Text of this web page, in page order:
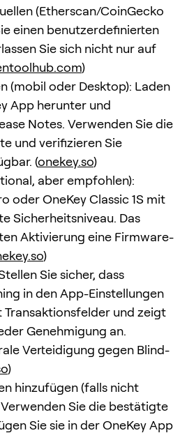
(Etherscan/CoinGecko
einen benutzerdefinierten
Sie sich nicht nur auf
)
(mobil oder Desktop): Laden
App herunter und
Notes. Verwenden Sie die
und verifizieren Sie
(onekey.so)
aber empfohlen):
oder OneKey Classic 1S mit
Sicherheitsniveau. Das
Aktivierung eine Firmware-
)
Sie sicher, dass
in den App-Einstellungen
Transaktionsfelder und zeigt
Genehmigung an.
Verteidigung gegen Blind-
)
hinzufügen (falls nicht
Sie die bestätigte
Sie sie in der OneKey App